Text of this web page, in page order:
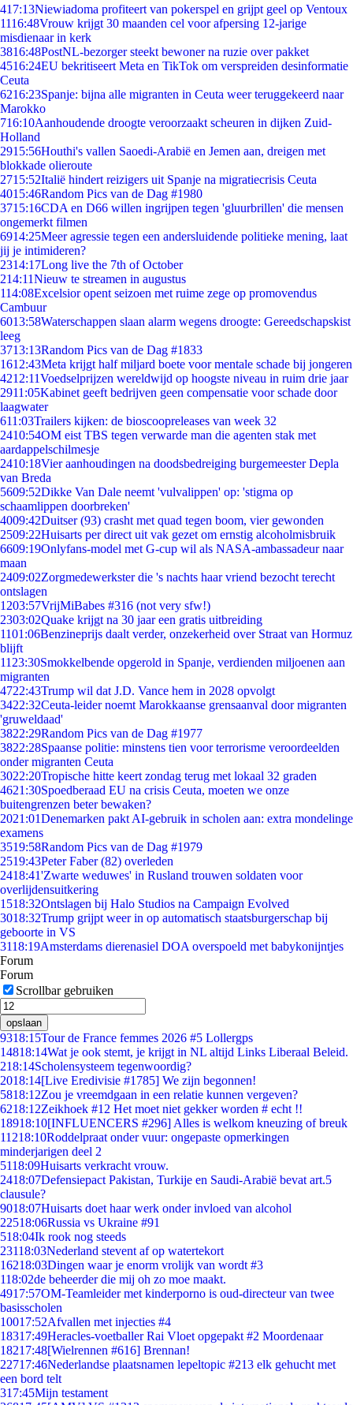
417:13Niewiadoma profiteert van pokerspel en grijpt geel op Ventoux
1116:48Vrouw krijgt 30 maanden cel voor afpersing 12-jarige
misdienaar in kerk
3816:48PostNL-bezorger steekt bewoner na ruzie over pakket
4516:24EU bekritiseert Meta en TikTok om verspreiden desinformatie
Ceuta
6216:23Spanje: bijna alle migranten in Ceuta weer teruggekeerd naar
Marokko
716:10Aanhoudende droogte veroorzaakt scheuren in dijken Zuid-
Holland
2915:56Houthi's vallen Saoedi-Arabië en Jemen aan, dreigen met
blokkade olieroute
2715:52Italië hindert reizigers uit Spanje na migratiecrisis Ceuta
4015:46Random Pics van de Dag #1980
3715:16CDA en D66 willen ingrijpen tegen 'gluurbrillen' die mensen
ongemerkt filmen
6914:25Meer agressie tegen een andersluidende politieke mening, laat
jij je intimideren?
2314:17Long live the 7th of October
214:11Nieuw te streamen in augustus
114:08Excelsior opent seizoen met ruime zege op promovendus
Cambuur
6013:58Waterschappen slaan alarm wegens droogte: Gereedschapskist
leeg
3713:13Random Pics van de Dag #1833
1612:43Meta krijgt half miljard boete voor mentale schade bij jongeren
4212:11Voedselprijzen wereldwijd op hoogste niveau in ruim drie jaar
2911:05Kabinet geeft bedrijven geen compensatie voor schade door
laagwater
611:03Trailers kijken: de bioscoopreleases van week 32
2410:54OM eist TBS tegen verwarde man die agenten stak met
aardappelschilmesje
2410:18Vier aanhoudingen na doodsbedreiging burgemeester Depla
van Breda
5609:52Dikke Van Dale neemt 'vulvalippen' op: 'stigma op
schaamlippen doorbreken'
4009:42Duitser (93) crasht met quad tegen boom, vier gewonden
2509:22Huisarts per direct uit vak gezet om ernstig alcoholmisbruik
6609:19Onlyfans-model met G-cup wil als NASA-ambassadeur naar
maan
2409:02Zorgmedewerkster die 's nachts haar vriend bezocht terecht
ontslagen
1203:57VrijMiBabes #316 (not very sfw!)
2303:02Quake krijgt na 30 jaar een gratis uitbreiding
1101:06Benzineprijs daalt verder, onzekerheid over Straat van Hormuz
blijft
11 23:30Smokkelbende opgerold in Spanje, verdienden miljoenen aan
migranten
4722:43Trump wil dat J.D. Vance hem in 2028 opvolgt
3422:32Ceuta-leider noemt Marokkaanse grensaanval door migranten
'gruweldaad'
3822:29Random Pics van de Dag #1977
3822:28Spaanse politie: minstens tien voor terrorisme veroordeelden
onder migranten Ceuta
3022:20Tropische hitte keert zondag terug met lokaal 32 graden
4621:30Spoedberaad EU na crisis Ceuta, moeten we onze
buitengrenzen beter bewaken?
2021:01Denemarken pakt AI-gebruik in scholen aan: extra mondelinge
examens
3519:58Random Pics van de Dag #1979
2519:43Peter Faber (82) overleden
2418:41'Zwarte weduwes' in Rusland trouwen soldaten voor
overlijdensuitkering
1518:32Ontslagen bij Halo Studios na Campaign Evolved
3018:32Trump grijpt weer in op automatisch staatsburgerschap bij
geboorte in VS
3118:19Amsterdams dierenasiel DOA overspoeld met babykonijntjes
Forum
Forum
Scrollbar gebruiken
opslaan
9318:15Tour de France femmes 2026 #5 Lollergps
14818:14Wat je ook stemt, je krijgt in NL altijd Links Liberaal Beleid.
218:14Scholensysteem tegenwoordig?
2018:14[Live Eredivisie #1785] We zijn begonnen!
5818:12Zou je vreemdgaan in een relatie kunnen vergeven?
6218:12Zeikhoek #12 Het moet niet gekker worden # echt !!
18918:10[INFLUENCERS #296] Alles is welkom kneuzing of breuk
11218:10Roddelpraat onder vuur: ongepaste opmerkingen
minderjarigen deel 2
5118:09Huisarts verkracht vrouw.
2418:07Defensiepact Pakistan, Turkije en Saudi-Arabië bevat art.5
clausule?
9018:07Huisarts doet haar werk onder invloed van alcohol
22518:06Russia vs Ukraine #91
518:04Ik rook nog steeds
23118:03Nederland stevent af op watertekort
16218:03Dingen waar je enorm vrolijk van wordt #3
118:02de beheerder die mij oh zo moe maakt.
4917:57OM-Teamleider met kinderporno is oud-directeur van twee
basisscholen
10017:52Afvallen met injecties #4
18317:49Heracles-voetballer Rai Vloet opgepakt #2 Moordenaar
18217:48[Wielrennen #616] Brennan!
22717:46Nederlandse plaatsnamen lepeltopic #213 elk gehucht met
een bord telt
317:45Mijn testament